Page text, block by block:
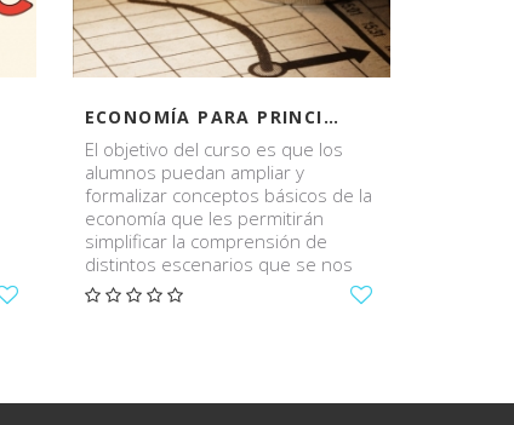
ECONOMÍA PARA PRINCIPIANTES
El objetivo del curso es que los
alumnos puedan ampliar y
formalizar conceptos básicos de la
economía que les permitirán
simplificar la comprensión de
distintos escenarios que se nos
presentan.